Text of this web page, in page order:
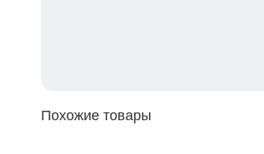
Похожие товары